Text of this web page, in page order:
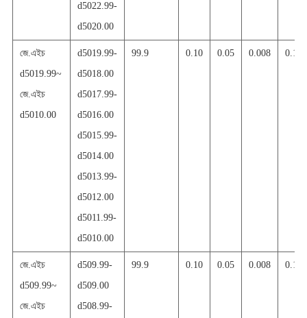
d5022.99-
d5020.00
জে.এইচ
d5019.99~
জে.এইচ
d5010.00
d5019.99-
d5018.00
d5017.99-
d5016.00
d5015.99-
d5014.00
d5013.99-
d5012.00
d5011.99-
d5010.00
99.9 0.10 0.05 0.008 0.10
জে.এইচ
d509.99~
জে.এইচ
d509.99-
d509.00
d508.99-
99.9 0.10 0.05 0.008 0.10